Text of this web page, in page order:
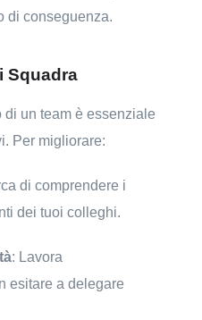
di conseguenza.
Squadra
di un team è essenziale
Per migliorare:
di comprendere i
dei tuoi colleghi.
: Lavora
esitare a delegare